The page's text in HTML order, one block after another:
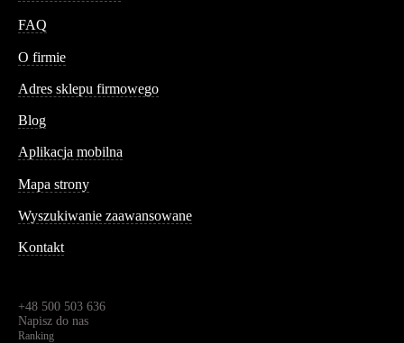
FAQ
O firmie
Adres sklepu firmowego
Blog
Aplikacja mobilna
Mapa strony
Wyszukiwanie zaawansowane
Kontakt
+48 500 503 636
Napisz do nas
Ranking